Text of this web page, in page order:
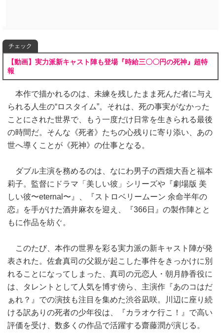
チェック
【動画】実力派新キャスト陣も登場『時給三〇〇円の死神』超特
報
本作で描かれるのは、未練を残したまま死んだ者に与え
られる人生の“ロスタイム”。それは、死の事実がなかった
ことにされた世界で、もう一度だけ日常を生きられる最後
の時間だ。そんな《死者》たちの心残りに寄り添い、あの
世へ導くことが《死神》の仕事となる。
ダブル主演を務めるのは、なにわ男子の西畑大吾と福本
莉子。監督にドラマ「美しい彼」シリーズや『劇場版 美
しい彼〜eternal〜』、『ストロベリームーン 余命半年の
恋』を手がけた酒井麻衣を迎え、『366日』の製作陣とと
もに作品を紡ぐ。
このたび、本作の世界を彩る実力派の新キャスト陣が発
表された。佐倉真司の父親が起こした事件をきっかけに別
れることになってしまった、真司の元恋人・朝月静香役に
は、タレントとして人気を博す傍ら、主演作『あのコはだ
ぁれ？』での演技も注目を集めた渋谷凪咲。川辺に座り続
ける訳ありの死者の少年役は、『カラオケ行こ！』で高い
評価を受け、数多くの作品で活躍する齋藤潤が演じる。